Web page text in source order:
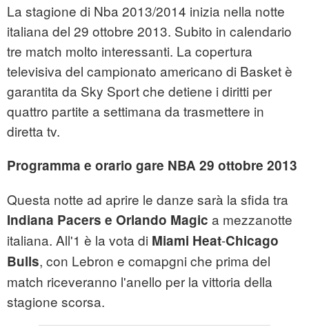
La stagione di Nba 2013/2014 inizia nella notte
italiana del 29 ottobre 2013. Subito in calendario
tre match molto interessanti. La copertura
televisiva del campionato americano di Basket è
garantita da Sky Sport che detiene i diritti per
quattro partite a settimana da trasmettere in
diretta tv.
Programma e orario gare NBA 29 ottobre 2013
Questa notte ad aprire le danze sarà la sfida tra
Indiana Pacers e Orlando Magic a mezzanotte
italiana. All'1 è la vota di Miami Heat-Chicago
Bulls, con Lebron e comapgni che prima del
match riceveranno l'anello per la vittoria della
stagione scorsa.